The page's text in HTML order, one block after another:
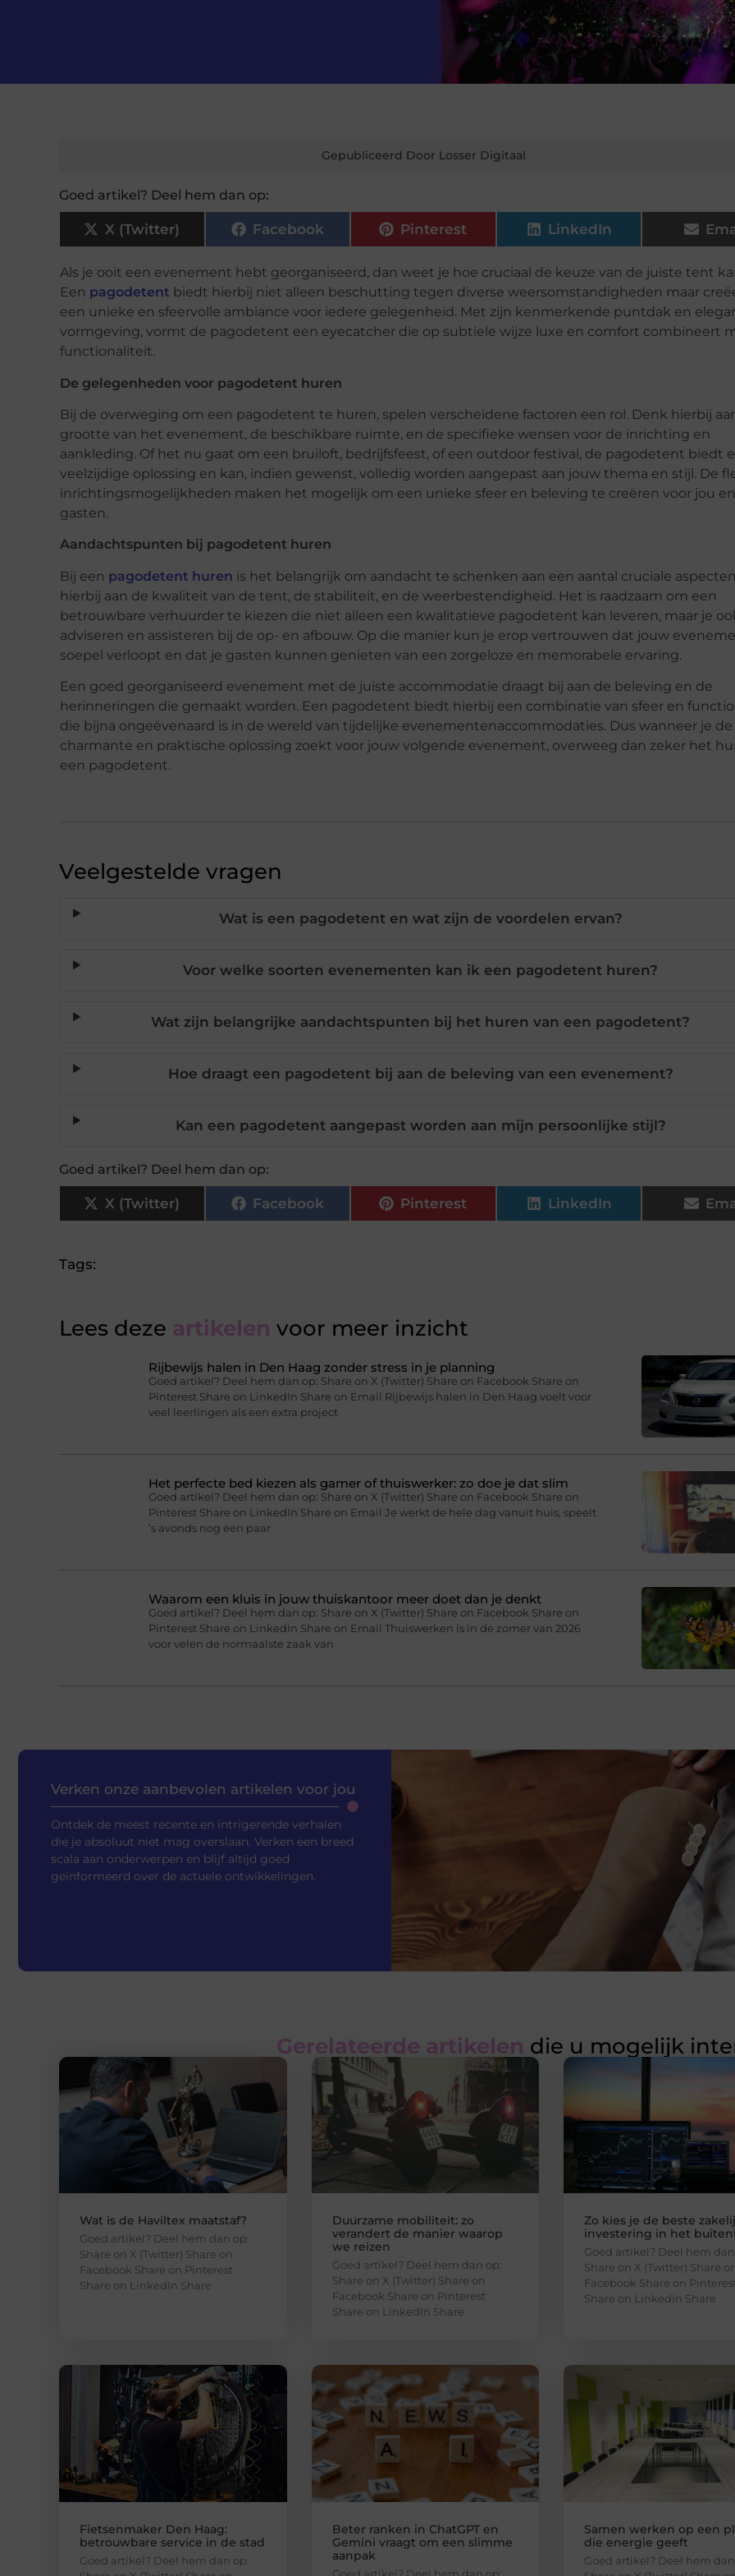
Gepubliceerd Door Losser Digitaal
Goed artikel? Deel hem dan op:
X (Twitter) Facebook Pinterest LinkedIn
Als je ooit een evenement hebt georganiseerd, dan weet je hoe cruciaal de keuze van de juiste tent
Een pagodetent biedt hierbij niet alleen beschutting tegen diverse weersomstandigheden maar
een unieke en sfeervolle ambiance voor iedere gelegenheid. Met zijn kenmerkende puntdak en
vormgeving, vormt de pagodetent een eyecatcher die op subtiele wijze luxe en comfort combineert
functionaliteit.
De gelegenheden voor pagodetent huren
Bij de overweging om een pagodetent te huren, spelen verscheidene factoren een rol. Denk hierbij
grootte van het evenement, de beschikbare ruimte, en de specifieke wensen voor de inrichting en
aankleding. Of het nu gaat om een bruiloft, bedrijfsfeest, of een outdoor festival, de pagodetent biedt
veelzijdige oplossing en kan, indien gewenst, volledig worden aangepast aan jouw thema en stijl. De
inrichtingsmogelijkheden maken het mogelijk om een unieke sfeer en beleving te creëren voor jou
gasten.
Aandachtspunten bij pagodetent huren
Bij een pagodetent huren is het belangrijk om aandacht te schenken aan een aantal cruciale
hierbij aan de kwaliteit van de tent, de stabiliteit, en de weerbestendigheid. Het is raadzaam om een
betrouwbare verhuurder te kiezen die niet alleen een kwalitatieve pagodetent kan leveren, maar je
adviseren en assisteren bij de op- en afbouw. Op die manier kun je erop vertrouwen dat jouw
soepel verloopt en dat je gasten kunnen genieten van een zorgeloze en memorabele ervaring.
Een goed georganiseerd evenement met de juiste accommodatie draagt bij aan de beleving en de
herinneringen die gemaakt worden. Een pagodetent biedt hierbij een combinatie van sfeer en
die bijna ongeëvenaard is in de wereld van tijdelijke evenementenaccommodaties. Dus wanneer je de
charmante en praktische oplossing zoekt voor jouw volgende evenement, overweeg dan zeker het
een pagodetent.
Veelgestelde vragen
Wat is een pagodetent en wat zijn de voordelen ervan?
Voor welke soorten evenementen kan ik een pagodetent huren?
Wat zijn belangrijke aandachtspunten bij het huren van een pagodetent?
Hoe draagt een pagodetent bij aan de beleving van een evenement?
Kan een pagodetent aangepast worden aan mijn persoonlijke stijl?
Goed artikel? Deel hem dan op:
X (Twitter) Facebook Pinterest LinkedIn
Tags:
Lees deze artikelen voor meer inzicht
Rijbewijs halen in Den Haag zonder stress in je planning
Goed artikel? Deel hem dan op: Share on X (Twitter) Share on Facebook Share on
Pinterest Share on LinkedIn Share on Email Rijbewijs halen in Den Haag voelt voor
veel leerlingen als een extra project
Het perfecte bed kiezen als gamer of thuiswerker: zo doe je dat slim
Goed artikel? Deel hem dan op: Share on X (Twitter) Share on Facebook Share on
Pinterest Share on LinkedIn Share on Email Je werkt de hele dag vanuit huis, speelt
’s avonds nog een paar
Waarom een kluis in jouw thuiskantoor meer doet dan je denkt
Goed artikel? Deel hem dan op: Share on X (Twitter) Share on Facebook Share on
Pinterest Share on LinkedIn Share on Email Thuiswerken is in de zomer van 2026
voor velen de normaalste zaak van
Verken onze aanbevolen artikelen voor jou
Ontdek de meest recente en intrigerende verhalen
die je absoluut niet mag overslaan. Verken een breed
scala aan onderwerpen en blijf altijd goed
geïnformeerd over de actuele ontwikkelingen.
Gerelateerde artikelen die u mogelijk
Wat is de Haviltex maatstaf?
Goed artikel? Deel hem dan op:
Share on X (Twitter) Share on
Facebook Share on Pinterest
Share on LinkedIn Share
Duurzame mobiliteit: zo
verandert de manier waarop
we reizen
Goed artikel? Deel hem dan op:
Share on X (Twitter) Share on
Facebook Share on Pinterest
Share on LinkedIn Share
Zo kies je de beste
investering in het
Goed artikel? Deel hem
Share on X (Twitter) Share
Facebook Share on
Share on LinkedIn Share
Fietsenmaker Den Haag:
betrouwbare service in de stad
Goed artikel? Deel hem dan op:
Beter ranken in ChatGPT en
Gemini vraagt om een slimme
aanpak
Goed artikel? Deel hem dan op:
Samen werken op een
die energie geeft
Goed artikel? Deel hem